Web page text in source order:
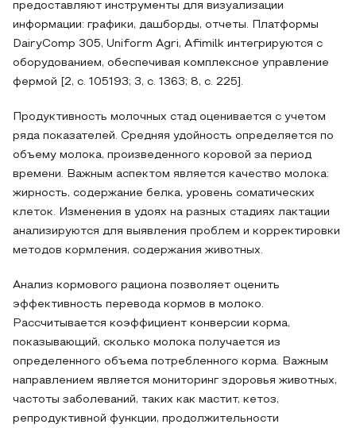
предоставляют инструменты для визуализации
информации: графики, дашборды, отчеты. Платформы
DairyComp 305, Uniform Agri, Afimilk интегрируются с
оборудованием, обеспечивая комплексное управление
фермой [2, с. 105193; 3, с. 1363; 8, с. 225].
Продуктивность молочных стад оценивается с учетом
ряда показателей. Средняя удойность определяется по
объему молока, произведенного коровой за период
времени. Важным аспектом является качество молока:
жирность, содержание белка, уровень соматических
клеток. Изменения в удоях на разных стадиях лактации
анализируются для выявления проблем и корректировки
методов кормления, содержания животных.
Анализ кормового рациона позволяет оценить
эффективность перевода кормов в молоко.
Рассчитывается коэффициент конверсии корма,
показывающий, сколько молока получается из
определенного объема потребленного корма. Важным
направлением является мониторинг здоровья животных,
частоты заболеваний, таких как мастит, кетоз,
репродуктивной функции, продолжительности